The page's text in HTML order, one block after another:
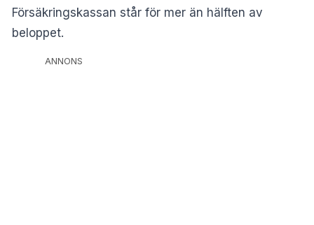
Försäkringskassan står för mer än hälften av
beloppet.
ANNONS